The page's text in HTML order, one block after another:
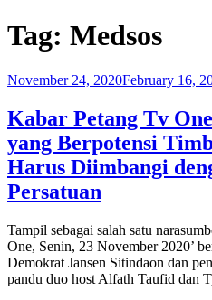
Tag: Medsos
Posted
November 24, 2020February 16,
Kabar Petang Tv
yang Berpotensi
Harus Diimbangi
Persatuan
Tampil sebagai salah satu
One, Senin, 23 November 2020’
Demokrat Jansen Sitindaon dan
pandu duo host Alfath Taufid dan